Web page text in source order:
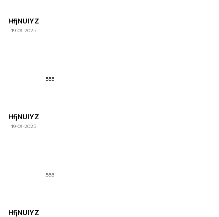
HfjNUlYZ
19-01-2025
HfjNUlYZ
19-01-2025
555
HfjNUlYZ
555